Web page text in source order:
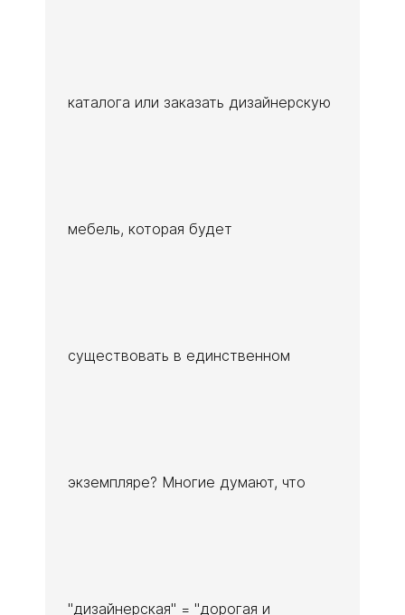
каталога или заказать дизайнерскую
мебель, которая будет
существовать в единственном
экземпляре? Многие думают, что
"дизайнерская" = "дорогая и